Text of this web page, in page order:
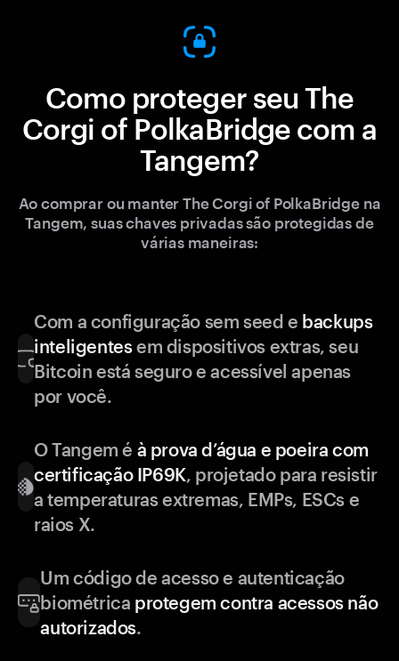
Como proteger seu The
Corgi of PolkaBridge com a
Tangem?
Ao comprar ou manter The Corgi of PolkaBridge na
Tangem, suas chaves privadas são protegidas de
várias maneiras:
Com a configuração sem seed e backups
inteligentesem dispositivos extras, seu
Bitcoin está seguro e acessível apenas
por você.
O Tangem é à prova d’água e poeira com
certificação IP69K, projetado para resistir
a temperaturas extremas, EMPs, ESCs e
raios X.
Um código de acesso e autenticação
biométrica protegem contra acessos não
autorizados.